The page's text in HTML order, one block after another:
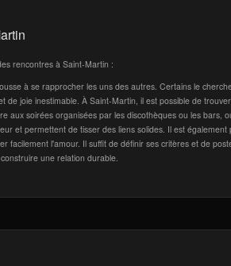
rencontres à Saint-Martin :
à se rapprocher les uns des autres. Certains le
de joie inestimable. À Saint-Martin, il est possible de
aux soirées organisées par les discothèques ou les bars,
et permettent de tisser des liens solides. Il est
facilement l'amour. Il suffit de définir ses critères et de
une relation durable.